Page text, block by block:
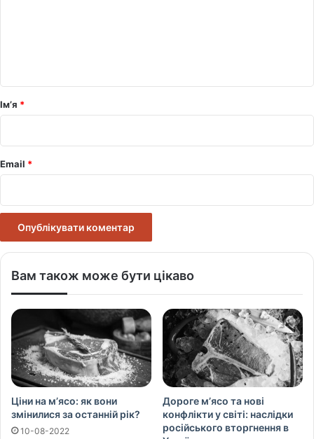
р
*
Ім’я *
Email *
Вам також може бути цікаво
Ціни на м’ясо: як вони
змінилися за останній рік?
10-08-2022
Дороге м’ясо та нові
конфлікти у світі: наслідки
російського вторгнення в